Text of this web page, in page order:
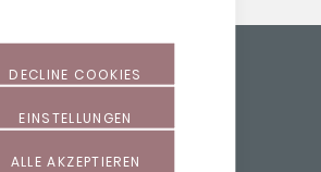
ALLE AKZEPTIEREN
EINSTELLUNGEN
DECLINE COOKIES
HALT